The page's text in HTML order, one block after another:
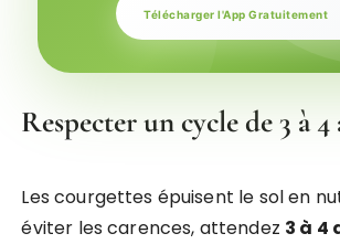
Télécharger l'App Gratuitement
Respecter un cycle de 3 à 4
Les courgettes épuisent le sol en
éviter les carences, attendez 3 à 4